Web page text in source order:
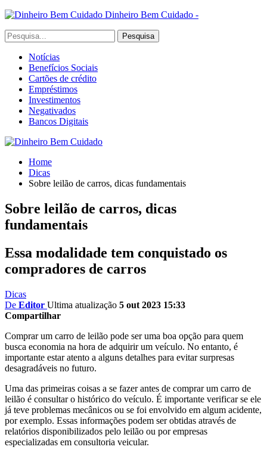
Dinheiro Bem Cuidado -
Notícias
Benefícios Sociais
Cartões de crédito
Empréstimos
Investimentos
Negativados
Bancos Digitais
Home
Dicas
Sobre leilão de carros, dicas fundamentais
Sobre leilão de carros, dicas
fundamentais
Essa modalidade tem conquistado os
compradores de carros
Dicas
De Editor Ultima atualização 5 out 2023 15:33
Compartilhar
Comprar um carro de leilão pode ser uma boa opção para quem
busca economia na hora de adquirir um veículo. No entanto, é
importante estar atento a alguns detalhes para evitar surpresas
desagradáveis no futuro.
Uma das primeiras coisas a se fazer antes de comprar um carro de
leilão é consultar o histórico do veículo. É importante verificar se ele
já teve problemas mecânicos ou se foi envolvido em algum acidente,
por exemplo. Essas informações podem ser obtidas através de
relatórios disponibilizados pelo leilão ou por empresas
especializadas em consultoria veicular.